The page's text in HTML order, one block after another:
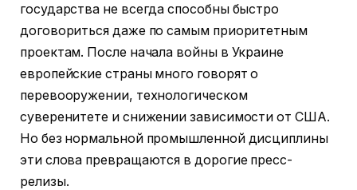
государства не всегда способны быстро
договориться даже по самым приоритетным
проектам. После начала войны в Украине
европейские страны много говорят о
перевооружении, технологическом
суверенитете и снижении зависимости от США.
Но без нормальной промышленной дисциплины
эти слова превращаются в дорогие пресс-
релизы.